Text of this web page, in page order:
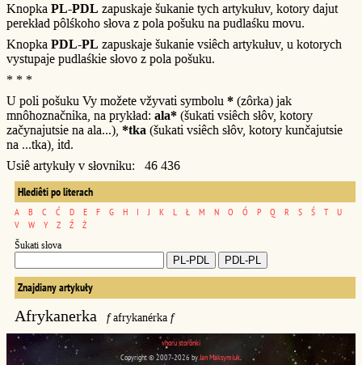
Knopka PL-PDL zapuskaje šukanie tych artykułuv, kotory dajut
perekład pôlśkoho słova z pola pošuku na pudlaśku movu.
Knopka PDL-PL zapuskaje šukanie vsiêch artykułuv, u kotorych
vystupaje pudlaśkie słovo z pola pošuku.
* * *
U poli pošuku Vy možete vžyvati symbolu * (zôrka) jak
mnôhoznačnika, na prykład: ala* (šukati vsiêch słôv, kotory
začynajutsie na ala...), *tka (šukati vsiêch słôv, kotory kunčajutsie
na ...tka), itd.
Usiê artykuły v słovniku: 46 436
Hlediêti po literach
A B C Ć D E F G H I J K L Ł M N O Ó P Q R S Ś T
U
V
W Y Z Ź Ż
Šukati słova
Znajdiany artykuły
Afrykanerka fafrykanérka f
vhoru storônki
Copyright © 2007-2026 byJan Maksymiuk